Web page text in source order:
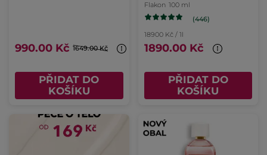
990.00 Kč 1649.00 Kč
PŘIDAT DO
KOŠÍKU
Flakon 100 ml
(446)
18900 Kč / 1l
1890.00 Kč
PŘIDAT DO
KOŠÍKU